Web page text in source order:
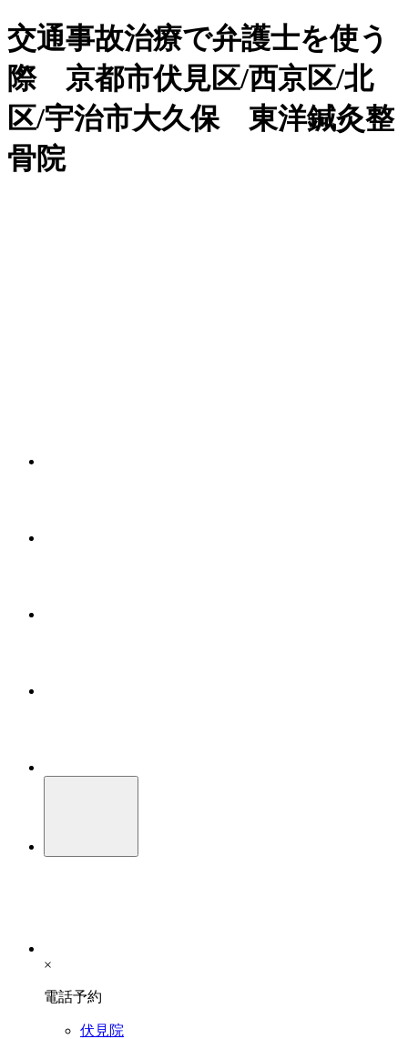
交通事故治療で弁護士を使う
際 京都市伏見区/西京区/北
区/宇治市大久保 東洋鍼灸整
骨院
×
電話予約
伏見院